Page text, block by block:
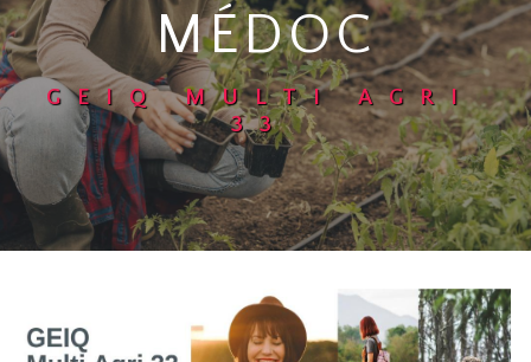
MÉDOC
GEIQ MULTI AGRI
33